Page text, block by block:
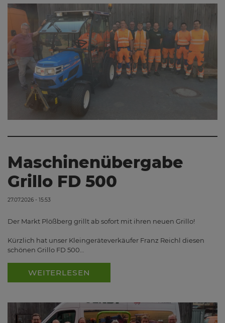
Maschinenübergabe
Grillo FD 500
27.07.2026 - 15:53
Der Markt Plößberg grillt ab sofort mit ihren neuen Grillo!
Kürzlich hat unser Kleingeräteverkäufer Franz Reichl diesen
schönen Grillo FD 500…
WEITERLESEN